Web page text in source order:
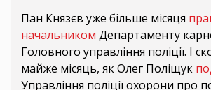
Пан Князєв уже більше місяця
начальником Департаменту
Головного управління поліції. І
майже місяць, як Олег Поліщук
Управління поліції охорони про